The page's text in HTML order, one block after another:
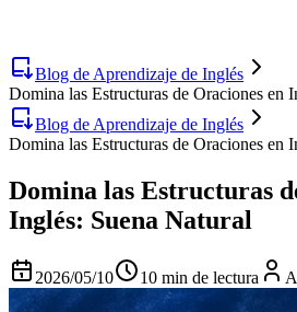
Blog de Aprendizaje de Inglés
Domina las Estructuras de Oraciones en
Blog de Aprendizaje de Inglés
Domina las Estructuras de Oraciones en
Domina las Estructuras
Inglés: Suena Natural
2026/05/10 10 min de lectura